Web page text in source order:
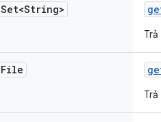
Set<String>
Trả
File